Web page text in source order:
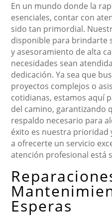
En un mundo donde la
esenciales, contar con
sido tan primordial.
disponible para brindarte
y asesoramiento de alta
necesidades sean
dedicación. Ya sea que
proyectos complejos o
cotidianas, estamos aquí
del camino, garantizando
respaldo necesario para
éxito es nuestra
a ofrecerte un servicio
atención profesional está
Esperas